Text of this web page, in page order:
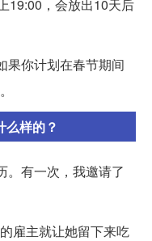
19:00，会放出10天后
果你计划在春节期间
么样的？
。有一次，我邀请了
雇主就让她留下来吃